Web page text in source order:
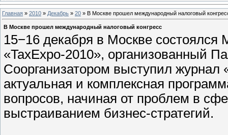
Главная » 2010 » Декабрь » 20 » В Москве прошел международный налоговый
В Москве прошел международный налоговый конгресс
15−16 декабря в Москве состоялся
«TaxExpo-2010», организованный
Соорганизатором выступил журнал
актуальная и комплексная
вопросов, начиная от проблем в
выстраиванием бизнес-стратегий.